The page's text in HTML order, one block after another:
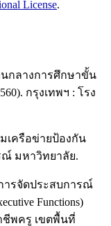
License.
นกลางการศึกษาขั้น
กรุงเทพฯ : โรง
เครือข่ายป้องกัน
ณ์ มหาวิทยาลัย.
ารจัดประสบการณ์
Functions)
ชีพครู เขตพื้นที่